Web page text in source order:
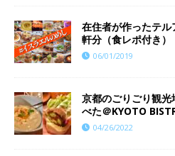
在住者が作ったテ
軒分（食レポ付き）
06/01/2019
京都のごりごり観
べた＠KYOTO
04/26/2022